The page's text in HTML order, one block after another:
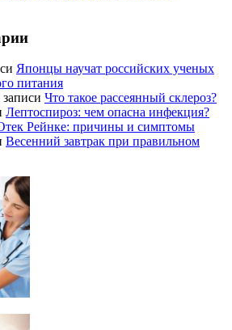
Японцы научат российских ученых
питания
записи Что такое рассеянный склероз?
Лептоспироз: чем опасна инфекция?
Рейнке: причины и симптомы
Весенний завтрак при правильном